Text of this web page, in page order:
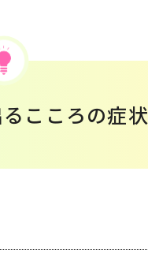
こころの症状